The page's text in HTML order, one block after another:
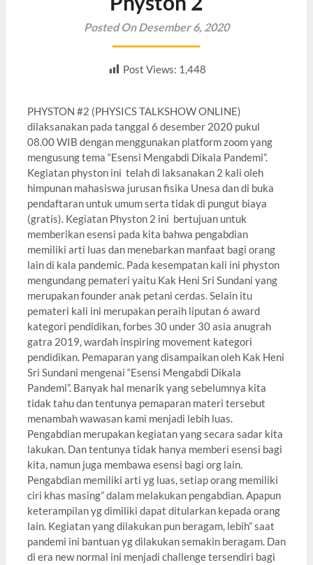
Posted On Desember 6, 2020
Post Views: 1,448
PHYSTON #2 (PHYSICS TALKSHOW ONLINE)
dilaksanakan pada tanggal 6 desember 2020 pukul
08.00 WIB dengan menggunakan platform zoom yang
mengusung tema “Esensi Mengabdi Dikala Pandemi”.
Kegiatan physton ini telah di laksanakan 2 kali oleh
himpunan mahasiswa jurusan fisika Unesa dan di buka
pendaftaran untuk umum serta tidak di pungut biaya
(gratis). Kegiatan Physton 2 ini bertujuan untuk
memberikan esensi pada kita bahwa pengabdian
memiliki arti luas dan menebarkan manfaat bagi orang
lain di kala pandemic. Pada kesempatan kali ini physton
mengundang pemateri yaitu Kak Heni Sri Sundani yang
merupakan founder anak petani cerdas. Selain itu
pemateri kali ini merupakan peraih liputan 6 award
kategori pendidikan, forbes 30 under 30 asia anugrah
gatra 2019, wardah inspiring movement kategori
pendidikan. Pemaparan yang disampaikan oleh Kak Heni
Sri Sundani mengenai “Esensi Mengabdi Dikala
Pandemi”. Banyak hal menarik yang sebelumnya kita
tidak tahu dan tentunya pemaparan materi tersebut
menambah wawasan kami menjadi lebih luas.
Pengabdian merupakan kegiatan yang secara sadar kita
lakukan. Dan tentunya tidak hanya memberi esensi bagi
kita, namun juga membawa esensi bagi org lain.
Pengabdian memiliki arti yg luas, setiap orang memiliki
ciri khas masing” dalam melakukan pengabdian. Apapun
keterampilan yg dimiliki dapat ditularkan kepada orang
lain. Kegiatan yang dilakukan pun beragam, lebih” saat
pandemi ini bantuan yg dilakukan semakin beragam. Dan
di era new normal ini menjadi challenge tersendiri bagi